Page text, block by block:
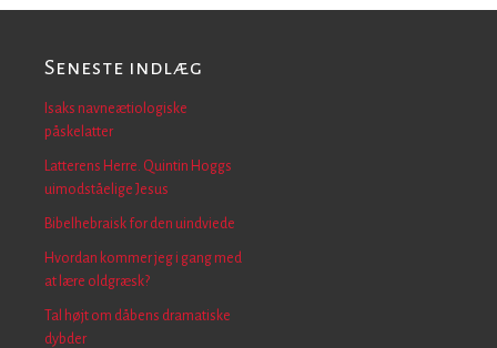
Seneste indlæg
Isaks navneætiologiske
påskelatter
Latterens Herre. Quintin Hoggs
uimodståelige Jesus
Bibelhebraisk for den uindviede
Hvordan kommer jeg i gang med
at lære oldgræsk?
Tal højt om dåbens dramatiske
dybder